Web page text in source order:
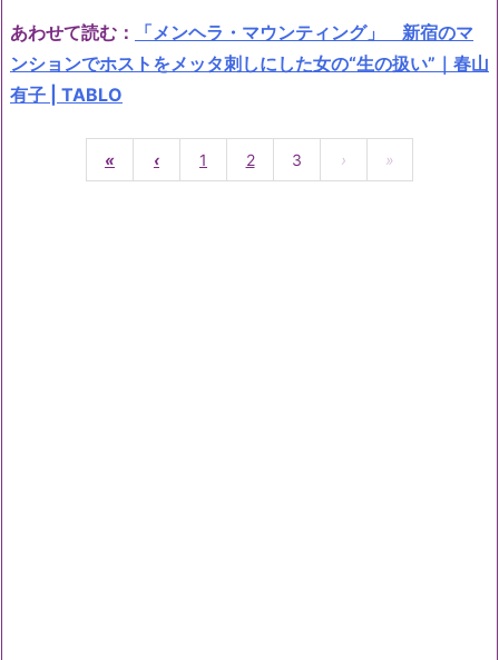
あわせて読む：
「メンヘラ・マウンティング」 新宿のマ
ンションでホストをメッタ刺しにした女の“生の扱い”｜春山
有子 | TABLO
« ‹ 1 2 3 › »